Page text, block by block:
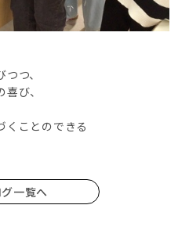
つ、
び、
くことのできる
一覧へ